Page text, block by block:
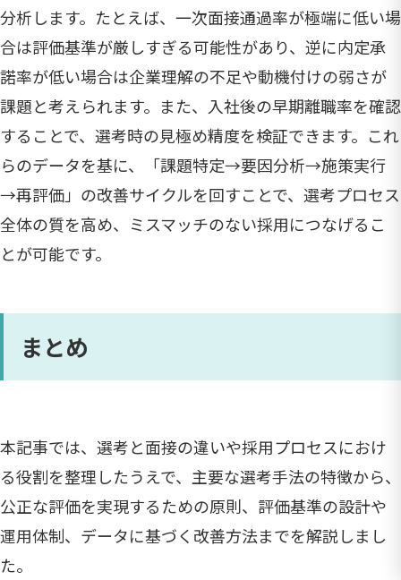
分析します。たとえば、一次面接通過率が極端に低い場
合は評価基準が厳しすぎる可能性があり、逆に内定承
諾率が低い場合は企業理解の不足や動機付けの弱さが
課題と考えられます。また、入社後の早期離職率を確認
することで、選考時の見極め精度を検証できます。これ
らのデータを基に、「課題特定→要因分析→施策実行
→再評価」の改善サイクルを回すことで、選考プロセス
全体の質を高め、ミスマッチのない採用につなげるこ
とが可能です。
まとめ
本記事では、選考と面接の違いや採用プロセスにおけ
る役割を整理したうえで、主要な選考手法の特徴から、
公正な評価を実現するための原則、評価基準の設計や
運用体制、データに基づく改善方法までを解説しまし
た。